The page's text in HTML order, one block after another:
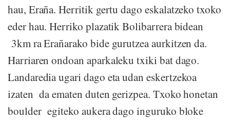
hau, Eraña. Herritik gertu dago eskalatzeko txoko
eder hau. Herriko plazatik Bolibarrera bidean
3km ra Erañarako bide gurutzea aurkitzen da.
Harriaren ondoan aparkaleku txiki bat dago.
Landaredia ugari dago eta udan eskertzekoa
izaten da ematen duten gerizpea. Txoko honetan
boulder egiteko aukera dago inguruko bloke